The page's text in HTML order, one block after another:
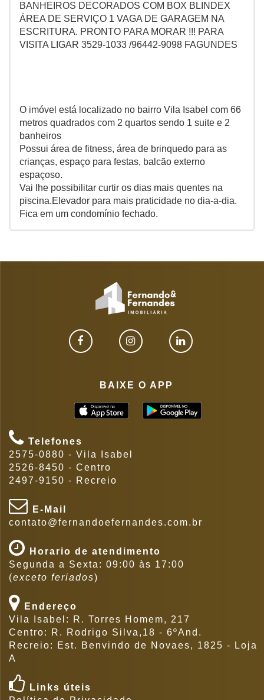
BANHEIROS DECORADOS COM BOX BLINDEX
ÁREA DE SERVIÇO 1 VAGA DE GARAGEM NA
ESCRITURA. PRONTO PARA MORAR !!! PARA
VISITA LIGAR 3529-1033 /96442-9098 FAGUNDES
O imóvel está localizado no bairro Vila Isabel com 66
metros quadrados com 2 quartos sendo 1 suite e 2
banheiros
Possui área de fitness, área de brinquedo para as
crianças, espaço para festas, balcão externo
espaçoso.
Vai lhe possibilitar curtir os dias mais quentes na
piscina.Elevador para mais praticidade no dia-a-dia.
Fica em um condomínio fechado.
BAIXE O APP
Telefones
2575-0880 - Vila Isabel
2526-8450 - Centro
2497-9150 - Recreio
E-Mail
contato@fernandoefernandes.com.br
Horario de atendimento
Segunda a Sexta: 09:00 às 17:00
(exceto feriados)
Endereço
Vila Isabel: R. Torres Homem, 217
Centro: R. Rodrigo Silva,18 - 6ºAnd.
Recreio: Est. Benvindo de Novaes, 1825 - Loja
A
Links úteis